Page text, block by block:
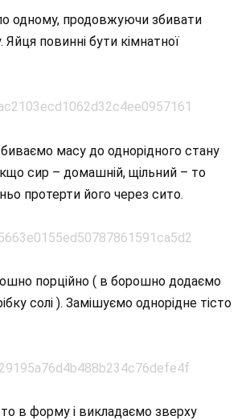
одному, продовжуючи збивати
повинні бути кімнатної
масу до однорідного стану
сир – домашній, щільний – то
протерти його через сито.
порційно ( в борошно додаємо
солі ). Замішуємо однорідне тісто
в форму і викладаємо зверху